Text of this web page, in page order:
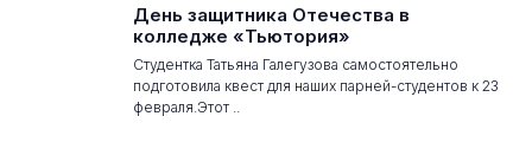
День защитника Отечества в
колледже «Тьютория»
Студентка Татьяна Галегузова самостоятельно
подготовила квест для наших парней-студентов к 23
февраля.Этот ..